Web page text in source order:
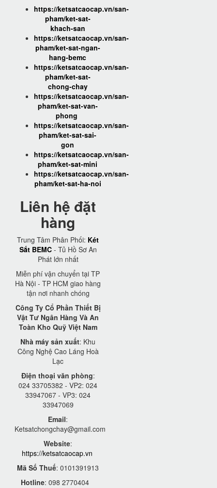
https://ketsatcaocap.vn/san-
pham/ket-sat-
khach-san
https://ketsatcaocap.vn/san-
pham/ket-sat-ngan-
hang-bemc
https://ketsatcaocap.vn/san-
pham/ket-sat-
chong-chay
https://ketsatcaocap.vn/san-
pham/ket-sat-van-
phong
https://ketsatcaocap.vn/san-
pham/ket-sat-sai-
gon
https://ketsatcaocap.vn/san-
pham/ket-sat-mini
https://ketsatcaocap.vn/san-
pham/ket-sat-ha-noi
Liên hệ đặt
hàng
Trung Tâm Phân Phối: Két
Sắt BEMC- Tủ Hồ Sơ An
Phát lớn nhất
Miễn phí vận chuyển tại TP
Hà Nội - TP HCM giao hàng
tận nơi nhanh chóng
Công Ty Cổ Phần Thiết Bị
Vật Tư Ngân Hàng Và An
Toàn Kho Quỹ Việt Nam
Nhà máy sản xuất: Khu
Công Nghệ Cao Láng Hoà
Lạc
Điện thoại văn phòng:
024 33705382 - VP2: 024
33947067 - VP3: 024
33947069
Email:
Ketsatchongchay@gmail.com
Website:
https://ketsatcaocap.vn
Mã Số Thuế: 0101391913
Hotline: 098 2770404